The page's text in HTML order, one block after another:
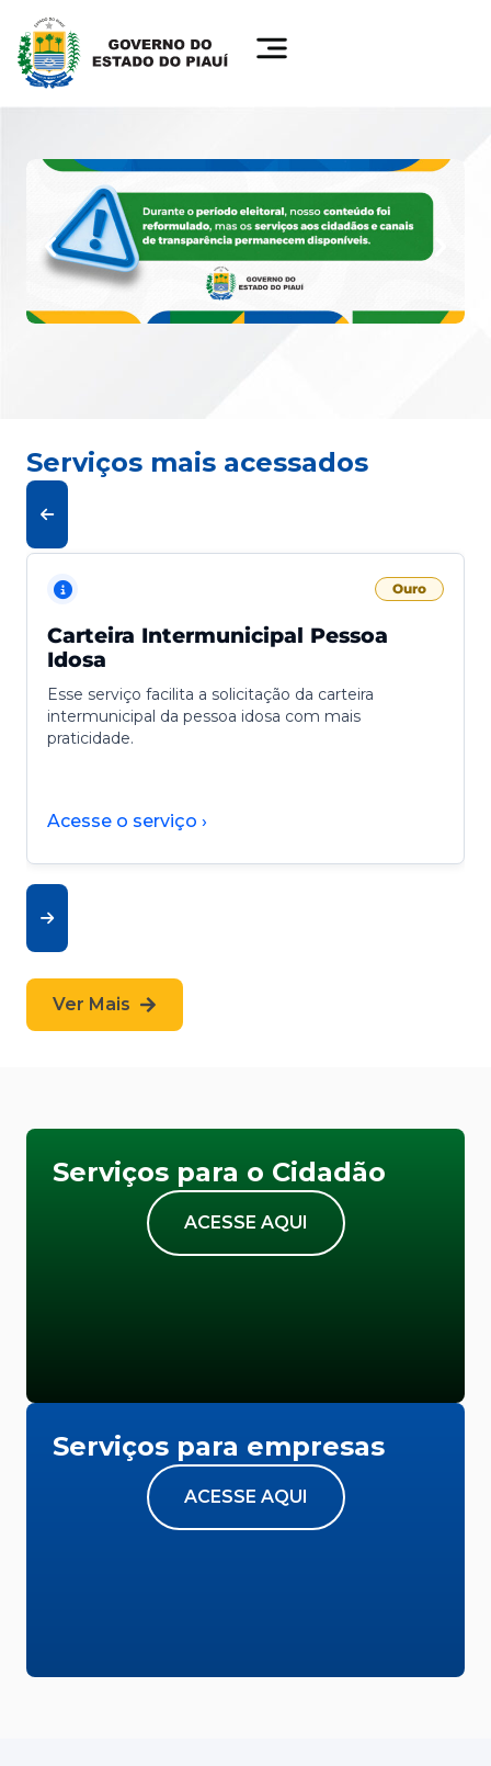
Serviços mais acessados
Ouro
Carteira Intermunicipal Pessoa
Idosa
Esse serviço facilita a solicitação da carteira
intermunicipal da pessoa idosa com mais
praticidade.
Acesse o serviço ›
Ver Mais
Serviços para o Cidadão
ACESSE AQUI
Serviços para empresas
ACESSE AQUI